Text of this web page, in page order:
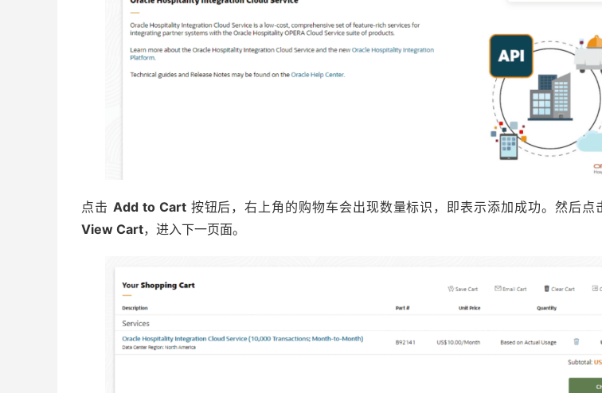
点击 Add to Cart按钮后，右上角的购物车会出现数量标识，即表示添加成功。然后点
View Cart，进入下一页面。